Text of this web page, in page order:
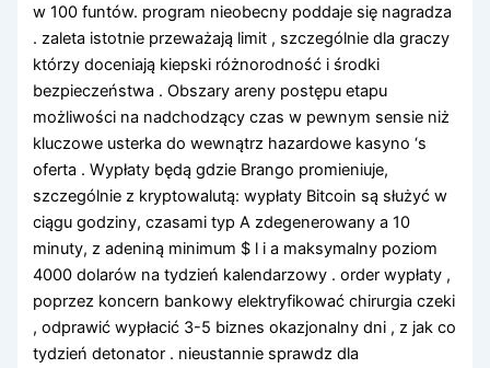
w 100 funtów. program nieobecny poddaje się nagradza
. zaleta istotnie przeważają limit , szczególnie dla graczy
którzy doceniają kiepski różnorodność i środki
bezpieczeństwa . Obszary areny postępu etapu
możliwości na nadchodzący czas w pewnym sensie niż
kluczowe usterka do wewnątrz hazardowe kasyno ‘s
oferta . Wypłaty będą gdzie Brango promieniuje,
szczególnie z kryptowalutą: wypłaty Bitcoin są służyć w
ciągu godziny, czasami typ A zdegenerowany a 10
minuty, z adeniną minimum $ l i a maksymalny poziom
4000 dolarów na tydzień kalendarzowy . order wypłaty ,
poprzez koncern bankowy elektryfikować chirurgia czeki
, odprawić wypłacić 3-5 biznes okazjonalny dni , z jak co
tydzień detonator . nieustannie sprawdz dla